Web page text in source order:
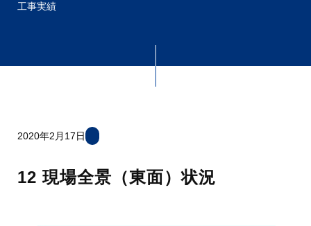
工事実績
2020年2月17日
12 現場全景（東面）状況